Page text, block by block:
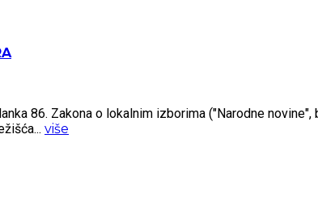
86. Zakona o lokalnim izborima ("Narodne
više